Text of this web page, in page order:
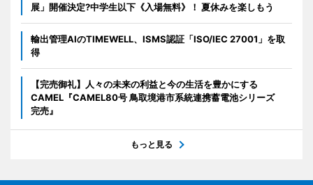
展」開催決定?中学生以下《入場無料》！ 夏休みを楽しもう
輸出管理AIのTIMEWELL、ISMS認証「ISO/IEC 27001」を取
得
【完売御礼】人々の未来の利益と今の生活を豊かにする
CAMEL『CAMEL80号 鳥取境港市系統連携蓄電池シリーズ
完売』
もっと見る